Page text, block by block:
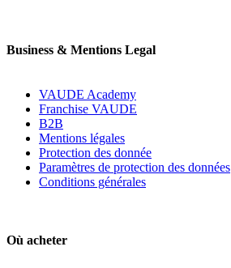
Business & Mentions Legal
VAUDE Academy
Franchise VAUDE
B2B
Mentions légales
Protection des donnée
Paramètres de protection des données
Conditions générales
Où acheter